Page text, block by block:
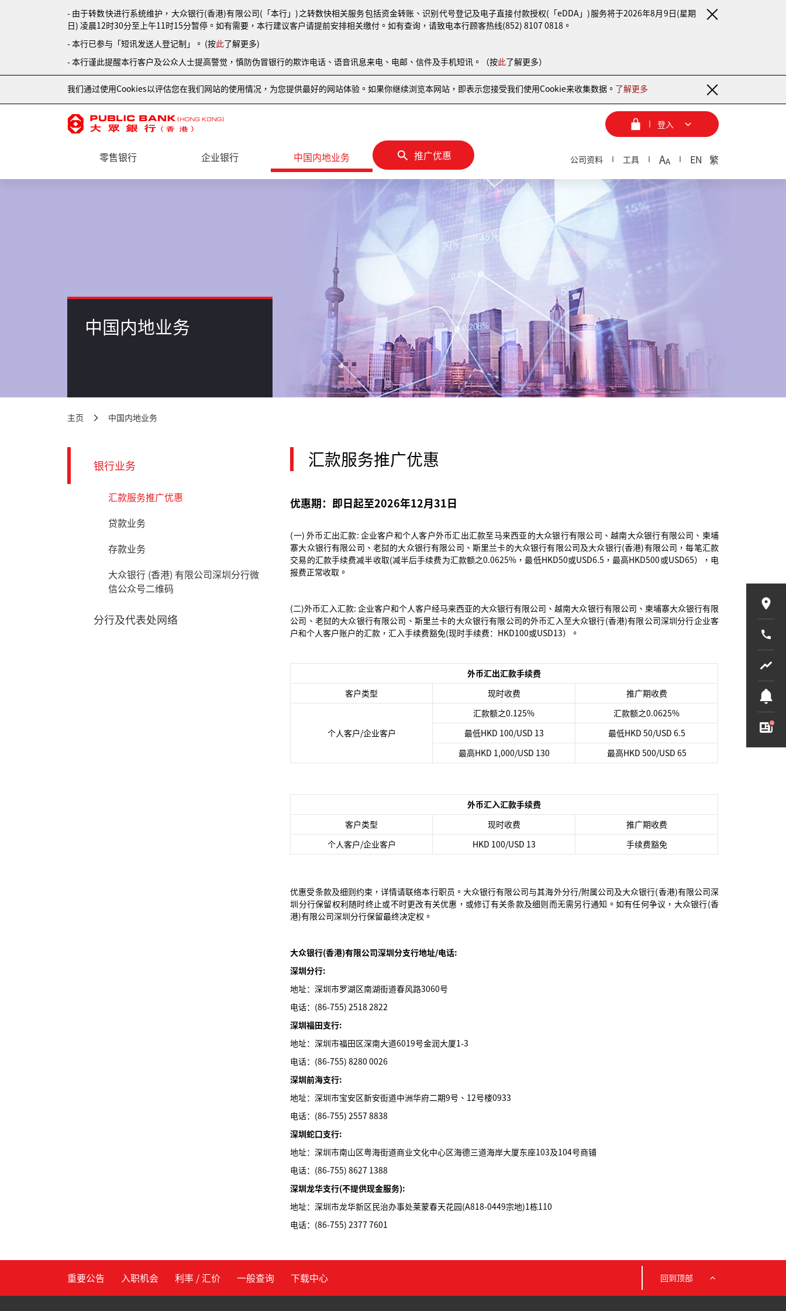
- 由于转数快进行系统维护，大众银行(香港)有限公司(「本行」)之转数快相关服务包括资金转账、识别代号登记及电子直接付款授权(「eDDA」)服务将于2026年8月9日(星期
日) 凌晨12时30分至上午11时15分暂停。如有需要，本行建议客户请提前安排相关缴付。如有查询，请致电本行顾客热线(852) 8107 0818。
- 本行已参与「短讯发送人登记制」。 (按此了解更多)
- 本行谨此提醒本行客户及公众人士提高警觉，慎防伪冒银行的欺诈电话、语音讯息来电、电邮、信件及手机短讯。（按此了解更多）
我们通过使用Cookies以评估您在我们网站的使用情况，为您提供最好的网站体验。如果你继续浏览本网站，即表示您接受我们使用Cookie来收集数据。 了解更多
登入
零售银行 企业银行 中国内地业务 推广优惠 公司资料 工具 AA EN 繁
中国内地业务
主页 中国内地业务
银行业务
汇款服务推广优惠
贷款业务
存款业务
大众银行 (香港) 有限公司深圳分行微
信公众号二维码
分行及代表处网络
汇款服务推广优惠
优惠期：即日起至2026年12月31日
(一) 外币汇出汇款: 企业客户和个人客户外币汇出汇款至马来西亚的大众银行有限公司、越南大众银行有限公司、柬埔
寨大众银行有限公司、老挝的大众银行有限公司、斯里兰卡的大众银行有限公司及大众银行(香港)有限公司，每笔汇款
交易的汇款手续费减半收取(减半后手续费为汇款额之0.0625%，最低HKD50或USD6.5，最高HKD500或USD65），电
报费正常收取。
(二)外币汇入汇款: 企业客户和个人客户经马来西亚的大众银行有限公司、越南大众银行有限公司、柬埔寨大众银行有限
公司、老挝的大众银行有限公司、斯里兰卡的大众银行有限公司的外币汇入至大众银行(香港)有限公司深圳分行企业客
户和个人客户账户的汇款，汇入手续费豁免(现时手续费：HKD100或USD13）。
外币汇出汇款手续费
客户类型
现时收费 推广期收费
个人客户/企业客户
汇款额之0.125%
汇款额之0.0625%
最低HKD 100/USD 13
最低HKD 50/USD 6.5
最高HKD 1,000/USD 130
最高HKD 500/USD 65
外币汇入汇款手续费
客户类型
现时收费
推广期收费
个人客户/企业客户
HKD 100/USD 13 手续费豁免
优惠受条款及细则约束，详情请联络本行职员。大众银行有限公司与其海外分行/附属公司及大众银行(香港)有限公司深
圳分行保留权利随时终止或不时更改有关优惠，或修订有关条款及细则而无需另行通知。如有任何争议，大众银行(香
港)有限公司深圳分行保留最终决定权。
大众银行(香港)有限公司深圳分支行地址/电话:
深圳分行:
地址：深圳市罗湖区南湖街道春风路3060号
电话：(86-755) 2518 2822
深圳福田支行:
地址：深圳市福田区深南大道6019号金润大厦1-3
电话：(86-755) 8280 0026
深圳前海支行:
地址：深圳市宝安区新安街道中洲华府二期9号、12号楼0933
电话：(86-755) 2557 8838
深圳蛇口支行:
地址：深圳市南山区粤海街道商业文化中心区海德三道海岸大厦东座103及104号商铺
电话：(86-755) 8627 1388
深圳龙华支行(不提供现金服务):
地址：深圳市龙华新区民治办事处莱蒙春天花园(A818-0449宗地)1栋110
电话：(86-755) 2377 7601
重要公告 入职机会 利率 / 汇价 一般查询 下载中心 回到顶部